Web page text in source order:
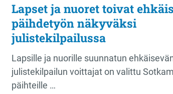
Lapset ja nuoret toivat
päihdetyön näkyväksi
julistekilpailussa
Lapsille ja nuorille suunnatun
julistekilpailun voittajat on valittu
päihteille …